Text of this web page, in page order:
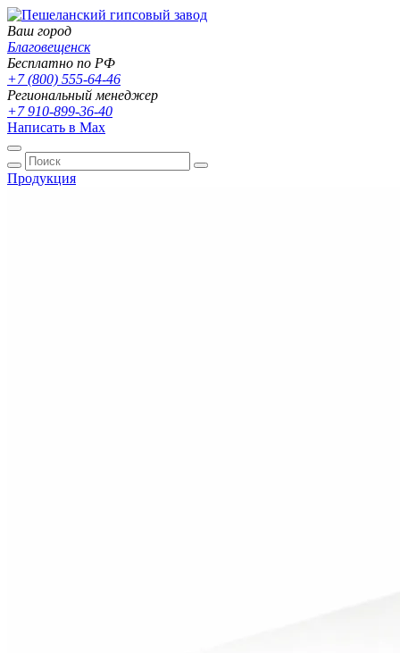
Ваш город
Благовещенск
Бесплатно по РФ
+7 (800) 555-64-46
Региональный менеджер
+7 910-899-36-40
Написать в Max
Продукция